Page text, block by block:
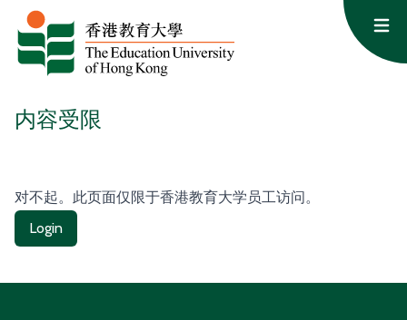
跳至内容
内容受限
对不起。此页面仅限于香港教育大学员工访问。
Login